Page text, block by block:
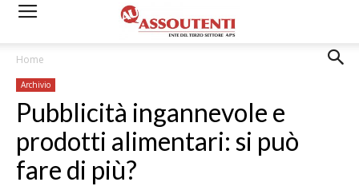
Home
Archivio
Pubblicità ingannevole e
prodotti alimentari: si può
fare di più?